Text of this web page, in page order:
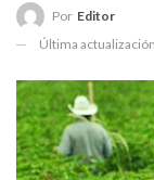
Por Editor
Última actualización